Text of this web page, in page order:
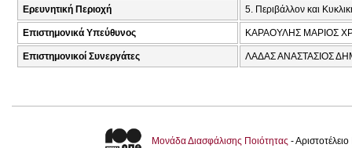
Ερευνητική Περιοχή 5. Περιβάλλον και
Επιστημονικά Υπεύθυνος ΚΑΡΑΟΥΛΗΣ ΜΑΡΙΟΣ
Επιστημονικοί Συνεργάτες ΛΑΔΑΣ ΑΝΑΣΤΑΣΙΟΣ
Μονάδα Διασφάλισης Ποιότητας -